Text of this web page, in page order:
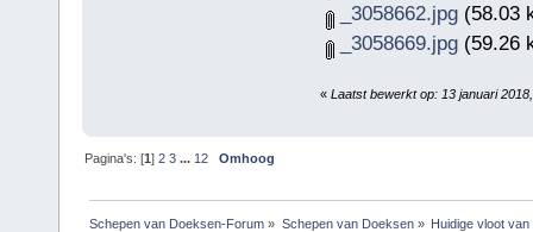
_3058662.jpg(58.03
_3058669.jpg(59.26
« Laatst bewerkt op: 13 januari
Pagina's: [1]2 3 ... 12 Omhoog
Schepen van Doeksen-Forum » Schepen van Doeksen» Huidige vloot